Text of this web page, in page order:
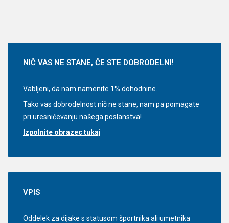
NIČ VAS NE STANE, ČE STE DOBRODELNI!
Vabljeni, da nam namenite 1% dohodnine.
Tako vas dobrodelnost nič ne stane, nam pa pomagate
pri uresničevanju našega poslanstva!
Izpolnite obrazec tukaj
VPIS
Oddelek za dijake s statusom športnika ali umetnika